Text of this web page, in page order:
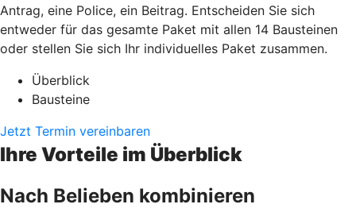
Antrag, eine Police, ein Beitrag. Entscheiden Sie sich
entweder für das gesamte Paket mit allen 14 Bausteinen
oder stellen Sie sich Ihr individuelles Paket zusammen.
Überblick
Bausteine
Jetzt Termin vereinbaren
Ihre Vorteile im Überblick
Nach Belieben kombinieren